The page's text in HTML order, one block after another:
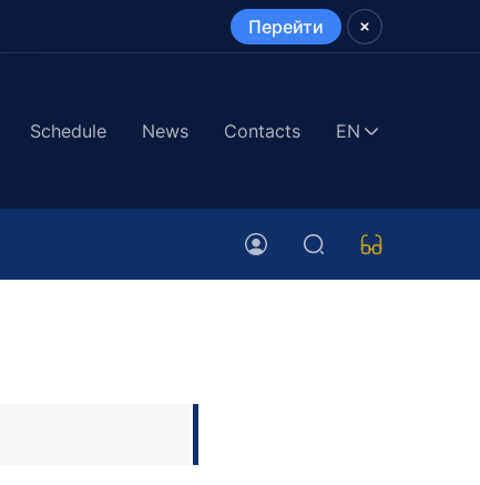
Перейти
Schedule News Contacts EN